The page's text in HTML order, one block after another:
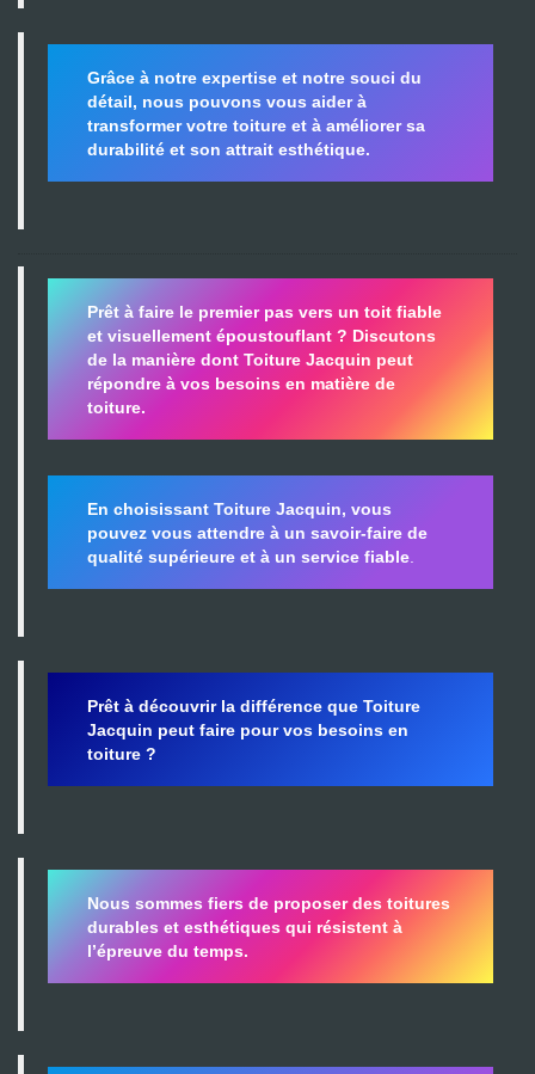
Grâce à notre expertise et notre souci du
détail, nous pouvons vous aider à
transformer votre toiture et à améliorer sa
durabilité et son attrait esthétique.
Prêt à faire le premier pas vers un toit fiable
et visuellement époustouflant ? Discutons
de la manière dont Toiture Jacquin peut
répondre à vos besoins en matière de
toiture.
En choisissant Toiture Jacquin, vous
pouvez vous attendre à un savoir-faire de
qualité supérieure et à un service fiable
Prêt à découvrir la différence que Toiture
Jacquin peut faire pour vos besoins en
toiture ?
Nous sommes fiers de proposer des toitures
durables et esthétiques qui résistent à
l’épreuve du temps.